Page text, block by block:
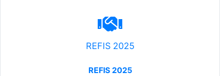
REFIS 2025
REFIS 2025